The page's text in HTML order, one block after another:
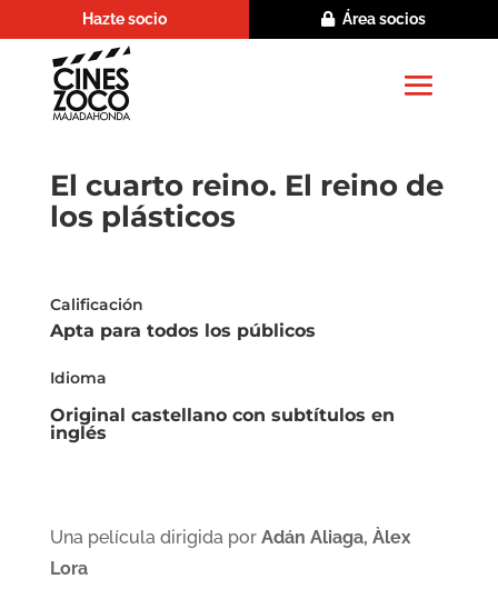
Hazte socio Área socios
El cuarto reino. El reino de
los plásticos
Calificación
Apta para todos los públicos
Idioma
Original castellano con subtítulos en
inglés
Una película dirigida por Adán Aliaga, Àlex
Lora